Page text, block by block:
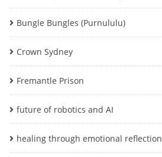
Bungle Bungles (Purnululu)
Crown Sydney
Fremantle Prison
future of robotics and AI
healing through emotional reflection